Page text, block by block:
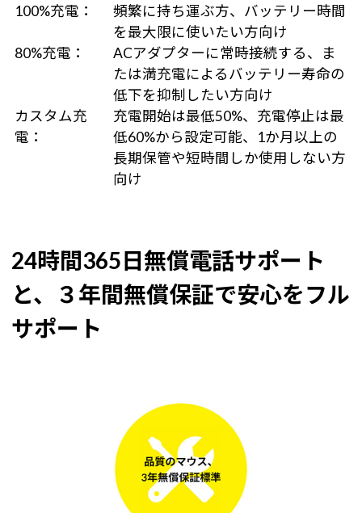
100%充電：
頻繁に持ち運ぶ方、バッテリー時間
を最大限に使いたい方向け
80%充電：
ACアダプターに常時接続する、ま
たは満充電によるバッテリー寿命の
低下を抑制したい方向け
カスタム充
電：
充電開始は最低50%、充電停止は最
低60%から設定可能、1か月以上の
長期保管や短時間しか使用しない方
向け
24時間365日無償電話サポート
と、３年間無償保証で安心をフル
サポート